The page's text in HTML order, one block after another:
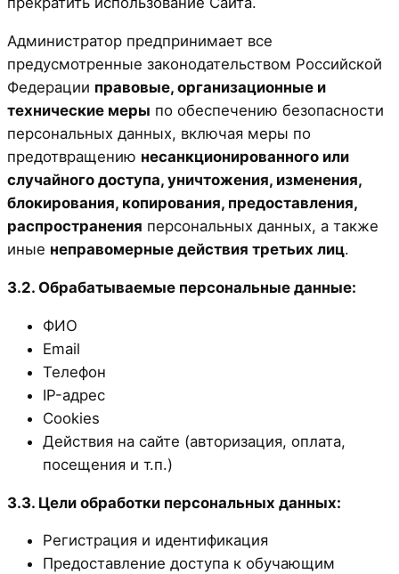
Администратор предпринимает все
предусмотренные законодательством Российской
Федерации правовые, организационные и
технические меры по обеспечению безопасности
персональных данных, включая меры по
предотвращению несанкционированного или
случайного доступа, уничтожения, изменения,
блокирования, копирования, предоставления,
распространения персональных данных, а также
иные неправомерные действия третьих лиц.
3.2. Обрабатываемые персональные данные:
ФИО
Email
Телефон
IP-адрес
Cookies
Действия на сайте (авторизация, оплата,
посещения и т.п.)
3.3. Цели обработки персональных данных:
Регистрация и идентификация
Предоставление доступа к обучающим